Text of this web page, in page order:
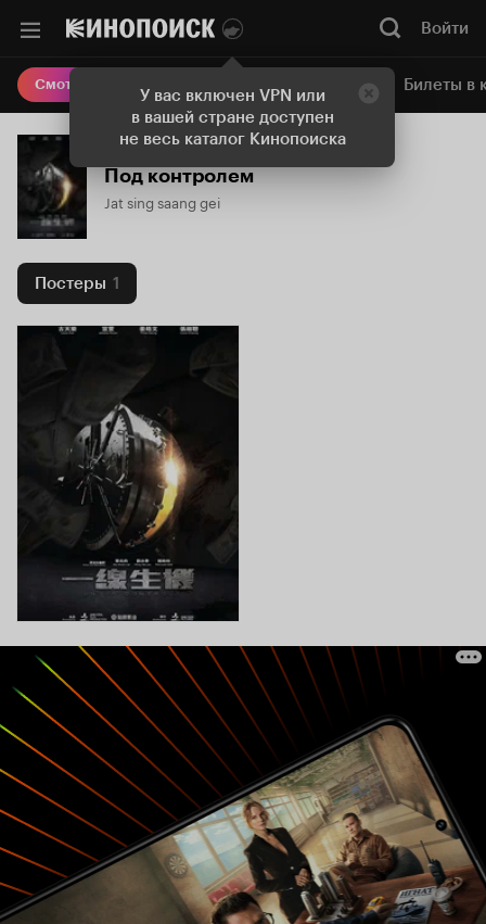
У вас включен VPN или
в вашей стране доступен
не весь каталог Кинопоиска
Войти
Смотреть кино Онлайн-кинотеатр Билеты в
Под контролем
Jat sing saang gei
Постеры 1